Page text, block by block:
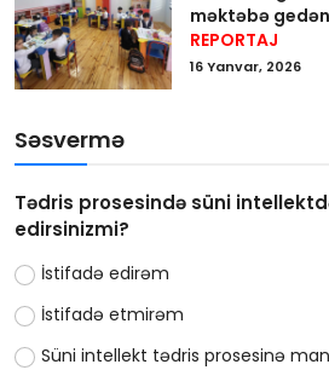
məktəbə
REPORTAJ
16 Yanvar, 2026
Səsvermə
Tədris prosesində süni
edirsinizmi?
İstifadə edirəm
İstifadə etmirəm
Süni intellekt tədris prosesinə